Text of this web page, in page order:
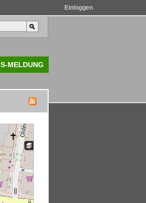
Einloggen
MELDUNG